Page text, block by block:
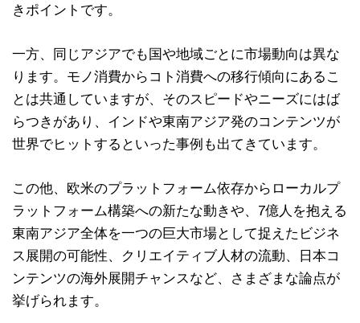
きポイントです。
一方、同じアジアでも国や地域ごとに市場動向は異な
ります。モノ消費からコト消費への移行傾向にあるこ
とは共通していますが、そのスピードやニーズにはば
らつきがあり、インドや東南アジア発のコンテンツが
世界でヒットするといった事例も出てきています。
この他、欧米のプラットフォーム依存からローカルプ
ラットフォーム構築への新たな動きや、7億人を抱える
東南アジア全体を一つの巨大市場として捉えたビジネ
ス展開の可能性、クリエイティブ人材の流動、日本コ
ンテンツの海外展開チャンスなど、さまざまな論点が
挙げられます。